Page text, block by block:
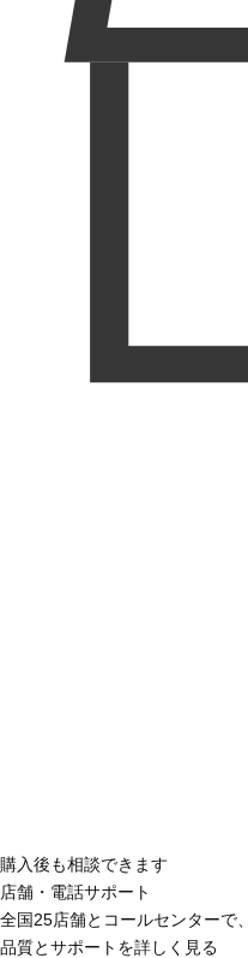
購入後も相談できます
店舗・電話サポート
全国25店舗とコールセンターで
品質とサポートを詳しく見る